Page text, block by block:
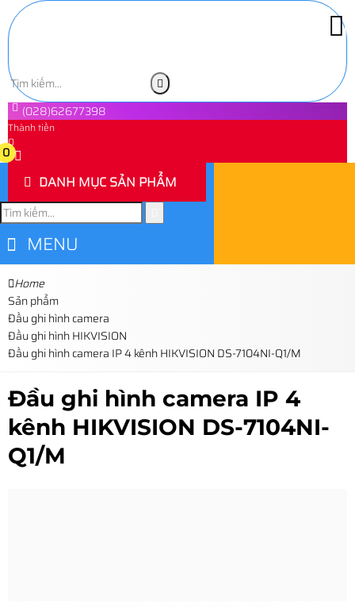
(028)62677398
Thành tiền
0
0
DANH MỤC SẢN PHẨM
MENU
Home
Sản phẩm
Đầu ghi hình camera
Đầu ghi hình HIKVISION
Đầu ghi hình camera IP 4 kênh HIKVISION DS-7104NI-Q1/M
Đầu ghi hình camera IP 4
kênh HIKVISION DS-7104NI-
Q1/M